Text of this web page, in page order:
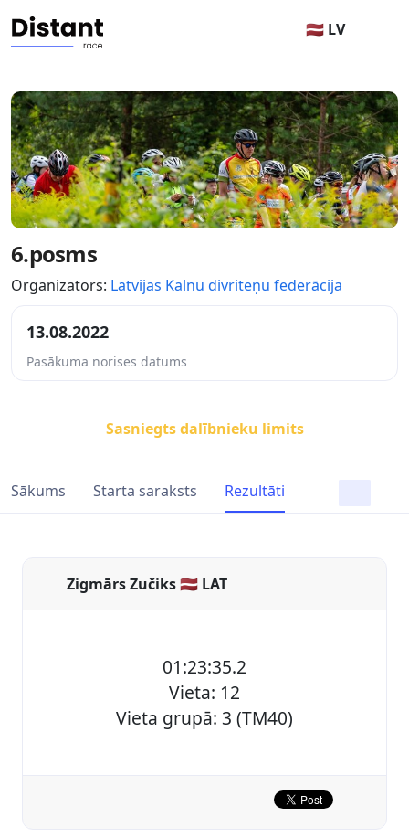
🇱🇻 LV
6.posms
Organizators: Latvijas Kalnu divriteņu federācija
13.08.2022
Pasākuma norises datums
Sasniegts dalībnieku limits
Sākums Starta saraksts Rezultāti
Zigmārs Zučiks 🇱🇻 LAT
01:23:35.2
Vieta: 12
Vieta grupā: 3 (TM40)